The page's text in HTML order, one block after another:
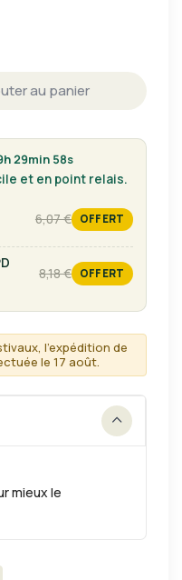
au panier
29min 58s
et en point relais.
6,07 €
tarif habituel
OFFERT
8,18 €
tarif habituel
OFFERT
l'expédition de
le 17 août.
mieux le